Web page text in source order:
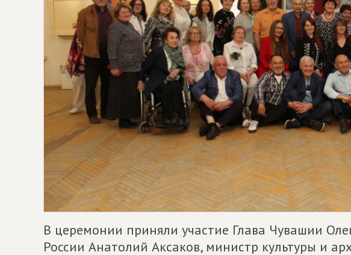
В церемонии приняли участие Глава Чувашии
России Анатолий Аксаков, министр культуры и